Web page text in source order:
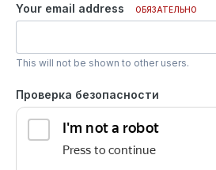
Your email address ОБЯЗАТЕЛЬНО
This will not be shown to other users.
Проверка безопасности